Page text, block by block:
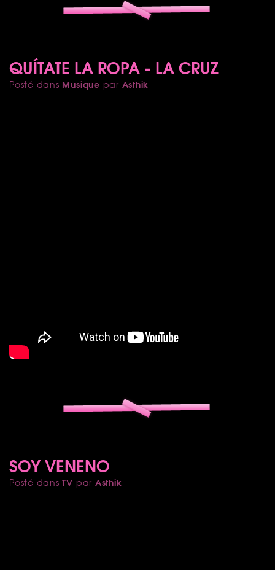
QUÍTATE LA ROPA - LA CRUZ
Posté dans Musique par Asthik
SOY VENENO
Posté dansTV par Asthik